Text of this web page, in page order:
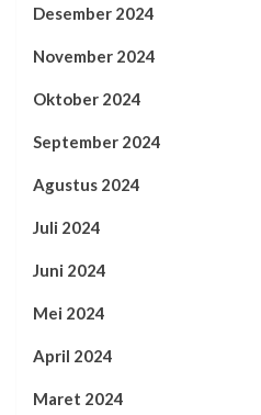
Desember 2024
November 2024
Oktober 2024
September 2024
Agustus 2024
Juli 2024
Juni 2024
Mei 2024
April 2024
Maret 2024